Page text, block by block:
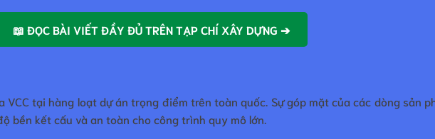
📖 ĐỌC BÀI VIẾT ĐẦY ĐỦ TRÊN TẠP CHÍ XÂY DỰNG ➔
tại hàng loạt dự án trọng điểm trên toàn quốc. Sự góp mặt của các dòng sản
bền kết cấu và an toàn cho công trình quy mô lớn.